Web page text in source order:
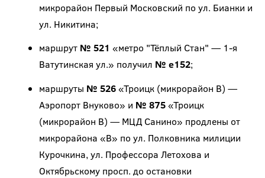
микрорайон Первый Московский по ул. Бианки и
ул. Никитина;
маршрут № 521 «метро "Тёплый Стан" — 1-я
Ватутинская ул.» получил № е152;
маршруты № 526«Троицк (микрорайон В) —
Аэропорт Внуково» и № 875«Троицк
(микрорайон В) — МЦД Санино» продлены от
микрорайона «В» по ул. Полковника милиции
Курочкина, ул. Профессора Летохова и
Октябрьскому просп. до остановки